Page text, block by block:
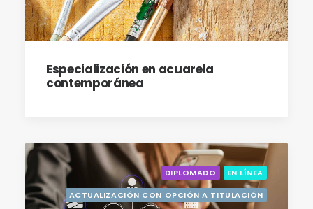
Especialización en acuarela
contemporánea
DIPLOMADO
EN LÍNEA
ACTUALIZACIÓN CON OPCIÓN A TITULACIÓN